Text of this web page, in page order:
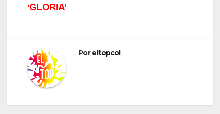
‘GLORIA’
Poreltopcol